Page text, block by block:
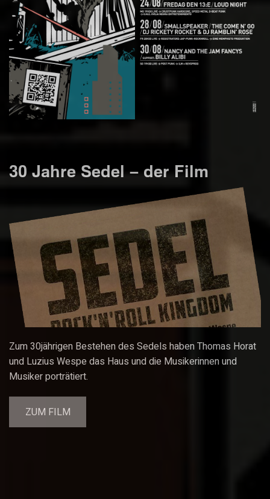
30 Jahre Sedel – der Film
Zum 30jährigen Bestehen des Sedels haben Thomas Horat
und Luzius Wespe das Haus und die Musikerinnen und
Musiker porträtiert.
ZUM FILM